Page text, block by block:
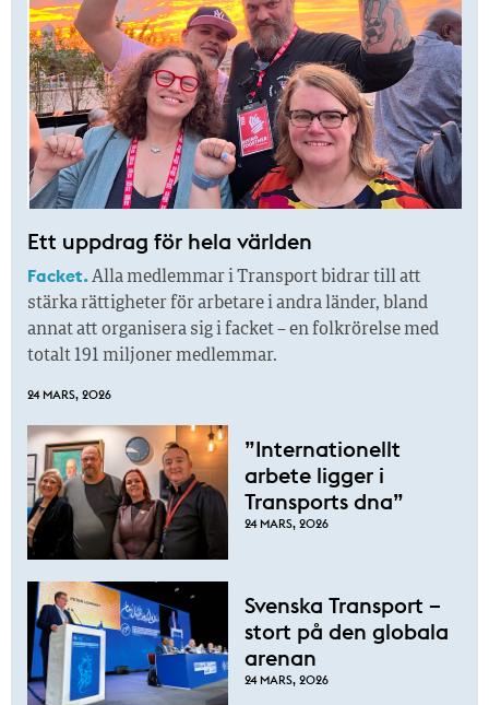
Ett uppdrag för hela världen
Facket.Alla medlemmar i Transport bidrar till att
stärka rättigheter för arbetare i andra länder, bland
annat att organisera sig i facket – en folkrörelse med
totalt 191 miljoner medlemmar.
24 MARS, 2026
”Internationellt
arbete ligger i
Transports dna”
24 MARS, 2026
Svenska Transport –
stort på den globala
arenan
24 MARS, 2026